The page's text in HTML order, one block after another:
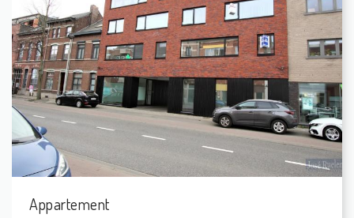
Verhuurd: Appartement
2
-
75 m²
Appartement